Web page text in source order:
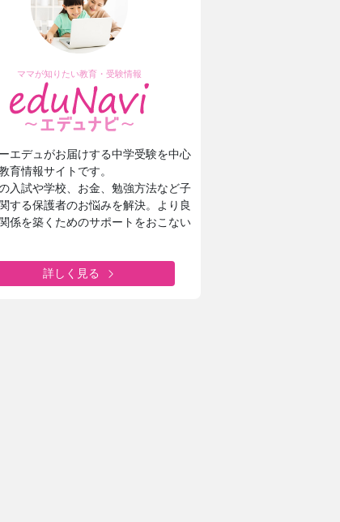
ママが知りたい教育・受験情報
エデュがお届けする中学受験を中心
育情報サイトです。
入試や学校、お金、勉強方法など子
する保護者のお悩みを解決。より良
係を築くためのサポートをおこない
詳しく見る